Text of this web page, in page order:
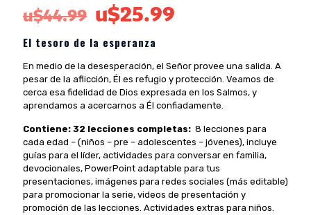
u$44.99 El
original
era:
u$44.99.
u$25.99
es:
u$25.99.
El tesoro de la esperanza
En medio de la desesperación, el Señor provee una salida. A
pesar de la aflicción, Él es refugio y protección. Veamos de
cerca esa fidelidad de Dios expresada en los Salmos, y
aprendamos a acercarnos a Él confiadamente.
Contiene: 32 lecciones completas: 8 lecciones para
cada edad – (niños – pre – adolescentes – jóvenes), incluye
guías para el líder, actividades para conversar en familia,
devocionales, PowerPoint adaptable para tus
presentaciones, imágenes para redes sociales (más editable)
para promocionar la serie, videos de presentación y
promoción de las lecciones. Actividades extras para niños.